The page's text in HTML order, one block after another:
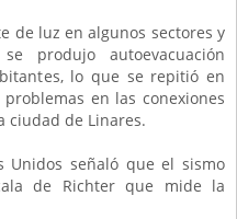
de luz en algunos sectores y
produjo autoevacuación
lo que se repitió en
en las conexiones
ciudad de Linares.
Unidos señaló que el sismo
de Richter que mide la